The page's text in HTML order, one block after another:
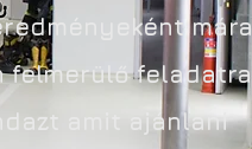
mára
feladatra
amit ajánlani